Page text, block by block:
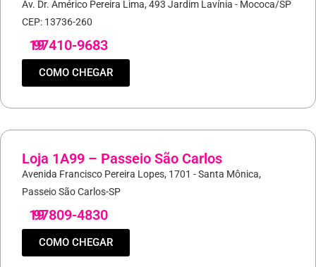
Av. Dr. Américo Pereira Lima, 493 Jardim Lavínia - Mococa/SP
CEP: 13736-260
19
97410-9683
COMO CHEGAR
Loja 1A99 – Passeio São Carlos
Avenida Francisco Pereira Lopes, 1701 - Santa Mônica,
Passeio São Carlos-SP
19
97809-4830
COMO CHEGAR